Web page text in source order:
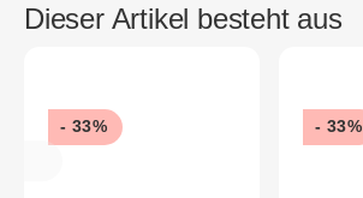
Dieser Artikel besteht aus
- 33% - 33%